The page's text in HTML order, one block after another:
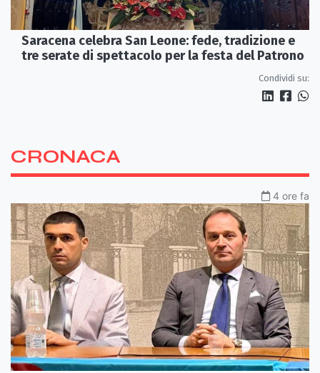
Saracena celebra San Leone: fede, tradizione e
tre serate di spettacolo per la festa del Patrono
Condividi su:
CRONACA
4 ore fa